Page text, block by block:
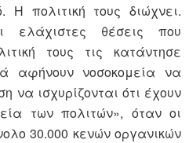
Η πολιτική τους διώχνει.
ελάχιστες θέσεις που
τους τις κατάντησε
αφήνουν νοσοκομεία να
να ισχυρίζονται ότι έχουν
των πολιτών», όταν οι
30.000 κενών οργανικών